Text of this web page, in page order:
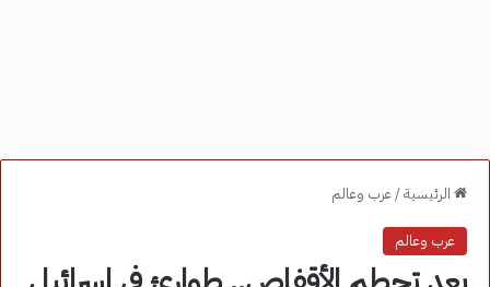
الرئيسية/عرب وعالم
عرب وعالم